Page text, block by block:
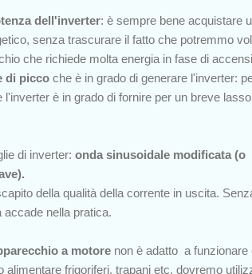
dell'inverter: è sempre bene acquistare
senza trascurare il fatto che potremmo
che richiede molta energia in fase di
di picco che è in grado di generare l'inverter:
è in grado di fornire per un breve
di inverter: onda sinusoidale modificata (o
della qualità della corrente in uscita.
nella pratica.
a motore non è adatto a funzionare
frigoriferi, trapani etc, dovremo